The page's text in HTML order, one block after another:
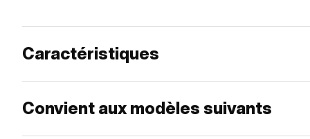
Caractéristiques
Convient aux modèles suivants